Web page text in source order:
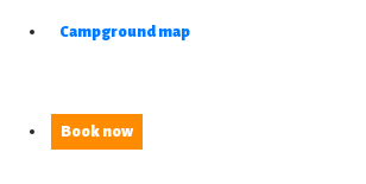
Campground map
Book now